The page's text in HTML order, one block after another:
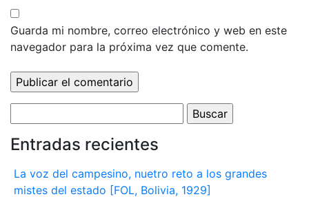
Guarda mi nombre, correo electrónico y web en este
navegador para la próxima vez que comente.
Entradas recientes
La voz del campesino, nuetro reto a los grandes
mistes del estado [FOL, Bolivia, 1929]